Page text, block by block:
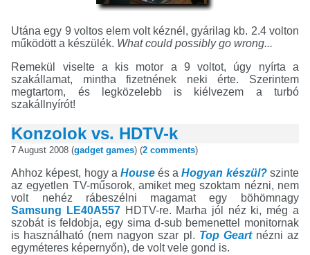
Utána egy 9 voltos elem volt kéznél, gyárilag kb. 2.4 volton
működött a készülék. What could possibly go wrong...
Remekül viselte a kis motor a 9 voltot, úgy nyírta a
szakállamat, mintha fizetnének neki érte. Szerintem
megtartom, és legközelebb is kiélvezem a turbó
szakállnyírót!
Konzolok vs. HDTV-k
7 August 2008 (gadget games) (2 comments)
Ahhoz képest, hogy a Houseés aHogyan készül?szinte
az egyetlen TV-műsorok, amiket meg szoktam nézni, nem
volt nehéz rábeszélni magamat egy böhömnagy
Samsung LE40A557HDTV-re. Marha jól néz ki, még a
szobát is feldobja, egy sima d-sub bemenettel monitornak
is használható (nem nagyon szar pl. Top Geartnézni az
egyméteres képernyőn), de volt vele gond is.